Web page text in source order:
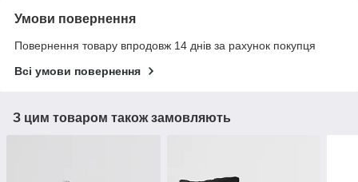
Умови повернення
Повернення товару впродовж 14 днів за рахунок покупця
Всі умови повернення
З цим товаром також замовляють